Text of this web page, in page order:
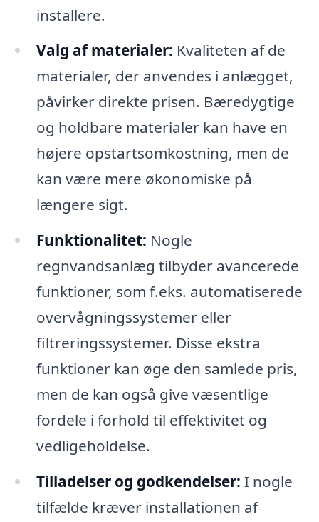
installere.
Valg af materialer: Kvaliteten af de
materialer, der anvendes i anlægget,
påvirker direkte prisen. Bæredygtige
og holdbare materialer kan have en
højere opstartsomkostning, men de
kan være mere økonomiske på
længere sigt.
Funktionalitet: Nogle
regnvandsanlæg tilbyder avancerede
funktioner, som f.eks. automatiserede
overvågningssystemer eller
filtreringssystemer. Disse ekstra
funktioner kan øge den samlede pris,
men de kan også give væsentlige
fordele i forhold til effektivitet og
vedligeholdelse.
Tilladelser og godkendelser: I nogle
tilfælde kræver installationen af